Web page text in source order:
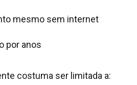
mesmo sem internet
por anos
costuma ser limitada a: